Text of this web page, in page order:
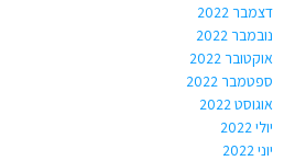
דצמבר 2022
נובמבר 2022
אוקטובר 2022
ספטמבר 2022
אוגוסט 2022
יולי 2022
יוני 2022